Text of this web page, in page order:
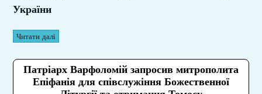
України
Читати далі
Патріарх Варфоломій запросив митрополита
Епіфанія для співслужіння Божественної